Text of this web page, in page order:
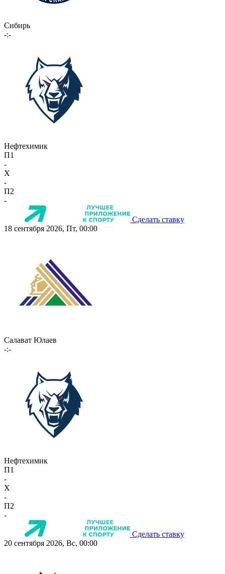
Сибирь
-:-
Нефтехимик
П1
-
X
-
П2
-
Сделать ставку
18 сентября 2026, Пт, 00:00
Салават Юлаев
-:-
Нефтехимик
П1
-
X
-
П2
-
Сделать ставку
20 сентября 2026, Вс, 00:00